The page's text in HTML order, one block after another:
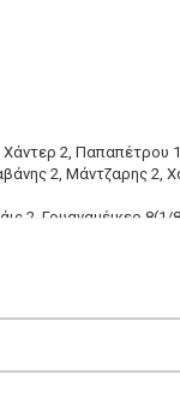
Χάντερ 2, Παπαπέτρου
2, Μάντζαρης 2,
2, Γουαναμέικερ